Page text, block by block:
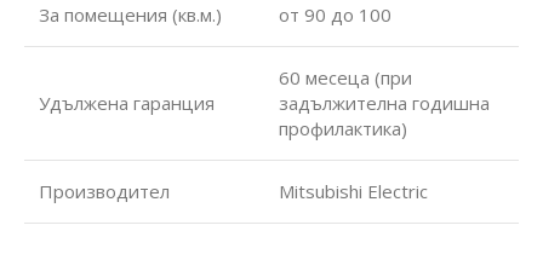
За помещения (кв.м.) от 90 до 100
Удължена гаранция
60 месеца (при
задължителна годишна
профилактика)
Производител Mitsubishi Electric